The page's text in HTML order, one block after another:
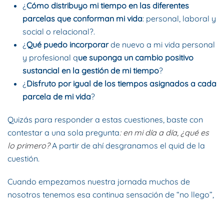
¿Cómo distribuyo mi tiempo en las diferentes
parcelas que conforman mi vida: personal, laboral y
social o relacional?.
¿Qué puedo incorporarde nuevo a mi vida personal
y profesional que suponga un cambio positivo
sustancial en la gestión de mi tiempo?
¿ Disfruto por igual de los tiempos asignados a cada
parcela de mi vida?
Quizás para responder a estas cuestiones, baste con
contestar a una sola pregunta: en mi día a día, ¿qué es
lo primero?A partir de ahí desgranamos el quid de la
cuestión.
Cuando empezamos nuestra jornada muchos de
nosotros tenemos esa continua sensación de “no llego”,